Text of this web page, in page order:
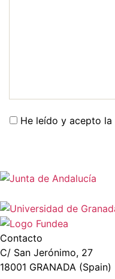
He leído y acepto la
Contacto
C/ San Jerónimo, 27
18001 GRANADA (Spain)